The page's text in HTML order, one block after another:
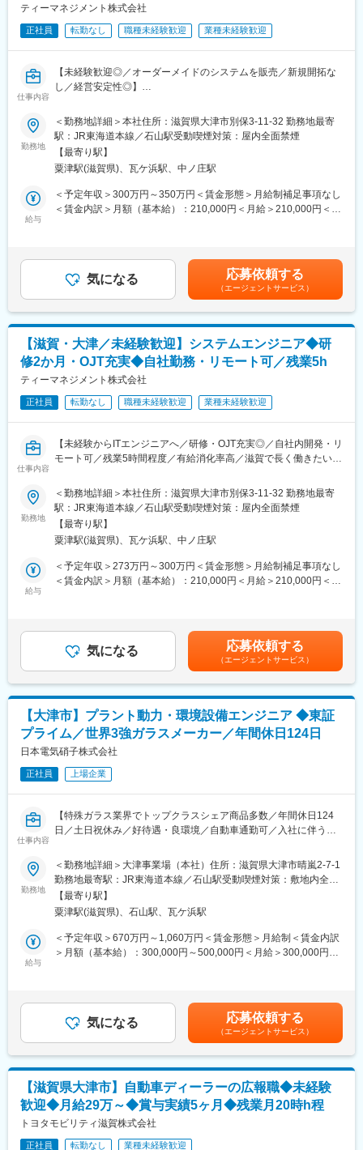
応など）
◇市場、市況動向調査（価格動向、取引先受注状況、業界の業況
等の調査により、リスク分析、意思決定の支援を行う）
■取扱品目例
◇ガラス製造に必要な原料や電気・ガスなどの燃料（見積選定・
価格交渉・納入手配まで幅広く担当）
デリバリは事業場が担当し本社では行いません。（設備や生産資
材は本部門対応）
◇ガラス加工機などの製造設備や設備部品（見積選定・価格交
渉・発注・工事手配まで幅広く担当）
■補足
◇資材部は本社機能と工場機能が一緒になっており、幅広くご担
※総合職での採用となりますので将来的に海外出張・海外駐在とな
る可能性もございます。
■当社の魅力：
◇世界で指折りの特殊ガラスメーカーです。
◇多品種のガラス材質とガラス溶融技術、幅広いガラス成形技術
を活用して製品の差別化を行い、多くの事業で高いマーケットシ
ェアを築いております。
◇特殊ガラス分野においてトップクラスシェアの製品や、他社で
は類を見ない製品を多数有しております。
て出向を命じることがあり、その場合は出向先の定める業務
ティーマネジメント株式会社
正社員 転勤なし 職種未経験歓迎 業種未経験歓迎
仕事内容
【未経験歓迎◎／オーダーメイドのシステムを販売／新規開拓な
し／経営安定性◎】
従来の取引先企業からのご紹介に加え、ネットや口コミなどでの
問い合わせが増えており、業務推進のための募集となります。
■業務内容：
当社ではFileMakerRシステム開発による業務効率化を行っていま
す。
業務効率化システムの導入を検討されているお客様に、現在の課
■業務詳細：
取引先からのご紹介や、HPを見た方からの問い合わせを受けてス
※お客様のニーズの具体例
・システムが老朽化している
・市販システムの機能が業務に合わない
（2）システム発注
頂いた情報を基に、エンジニアに発注致します。
（3）エンジニアと調整
納期や仕様などを確認しながら、調整していきます。
エンジニアと商談同席するなど、連携しながら業務を行っていた
だきます。
商談数は月に2回程度となっており、対面商談のほかwebでの商談
（4）取引先様へ納品
※システム受注から導入後も保守の提案なども行っていただきま
す。
２名で構成されております。(係長：40代男性、課長：40代男性)
■キャリアパス
昇給は毎年5月に実施いたします。
定性面や定量面で評価を行い、早ければ主任や課長クラスになる
ことも可能です。
■導入事例
・請求書システム (見積書・請求書を簡単な操作で作成できる)
・360度評価システム (役職や人間関係に囚われず、社員がお互
■企業魅力
〇安定した経営基盤！
レポートグループが親会社となっております。
〇取引先様の紹介が豊富！
銀行との繋がりが強いです。銀行から紹介していただいた中小企
業様にしてシステムの販売をしていただきます。
勤務地
＜勤務地詳細＞本社住所：滋賀県大津市別保3-11-32 勤務地最寄
駅：JR東海道本線／石山駅受動喫煙対策：屋内全面禁煙
【最寄り駅】
粟津駅(滋賀県)、瓦ケ浜駅、中ノ庄駅
給与
＜予定年収＞300万円～350万円＜賃金形態＞月給制補足事項なし
＜賃金内訳＞月額（基本給）：210,000円＜月給＞210,000円＜昇
選考を通じて上下する可能性があります。月給(月額)は固定手当を
含めた表記です。
気になる 応募依頼する
（エージェントサービス）
【滋賀・大津／未経験歓迎】システムエンジニア◆研
修2か月・OJT充実◆自社勤務・リモート可／残業5h
ティーマネジメント株式会社
正社員 転勤なし 職種未経験歓迎 業種未経験歓迎
仕事内容
【未経験からITエンジニアへ／研修・OJT充実◎／自社内開発・リ
モート可／残業5時間程度／有給消化率高／滋賀で長く働きたい方
■業務概要：【変更の範囲：会社の定める業務】
顧客の業務効率化・自動化に向けたシステムの開発・運用をお任
せします。
ご入社後は、2ヶ月間の業務研修を受けていただきますので、未経
験の方でも安心してスタートしていただけます。その後はスキル
に応じて業務の幅を広げていくように進めていきます。
テム開発をお任せします。
顧客のバックオフィス業務を効率化・自動化するためのシステム
や、事業運営に必要な在庫管理システム等、様々なシステムに携
■研修・育成体制：
未経験からでも知識習得をしながら、スキルアップできるよう制
度が充実しています。
入社後まずは、開発に使用するデータベース管理ソフトの知識を
含め、2か月間の業務研修を受けていただきます。
研修終了後も先輩社員によるOJTがあり、個々のペースに合わせ
て独り立ちまでしっかりとサポートします。
また、FileMaker関連のセミナー参加や資格試験勉強、各費用など
に関しては、就業中に実施、会社負担をしております。
最短だと3か月目に独り立ちされる方もいますが、その後も教育・
サポートは継続します。
一人一人の能力・適性・ご希望に合わせて、独り立ちやその後の
キャリアパスの道筋を立て、早ければ半年～1年で役職に就く社員
部内資格取得率を高めるために、全体教育担当として役職に就い
た社員もいます。
会社全体のスケジュールで決まっており、メンバーを2つに分けて
の交代出勤になるため、月半分ほどはリモートワークが可能で
す。
・残業時間：
月平均5時間となっています。会社全体で定時に帰ろうという意識
が強い事に加え、監督者が定時前にメンバーの業務を確認し、定
時で帰れるように調整しています。
・有給消化率：
2021年84.6%、2022年79.9%、2023年100.8%
勤務地
＜勤務地詳細＞本社住所：滋賀県大津市別保3-11-32 勤務地最寄
駅：JR東海道本線／石山駅受動喫煙対策：屋内全面禁煙
【最寄り駅】
粟津駅(滋賀県)、瓦ケ浜駅、中ノ庄駅
給与
＜予定年収＞273万円～300万円＜賃金形態＞月給制補足事項なし
＜賃金内訳＞月額（基本給）：210,000円＜月給＞210,000円＜昇
万（賞与あり、残業無し） システム（管理者）係長→課長代理 入
社2年後 年収450万（賞与あり、残業無し）賃金はあくまでも目
安の金額であり、選考を通じて上下する可能性があります。月給
(月額)は固定手当を含めた表記です。
気になる 応募依頼する
（エージェントサービス）
【大津市】プラント動力・環境設備エンジニア ◆東証
プライム／世界3強ガラスメーカー／年間休日124日
日本電気硝子株式会社
正社員 上場企業
仕事内容
【特殊ガラス業界でトップクラスシェア商品多数／年間休日124
日／土日祝休み／好待遇・良環境／自動車通勤可／入社に伴う転
■仕事内容：
◇当社国内外拠点におけるガラス製造工場の動力設備/環境設備と
いった共通付帯設備の新設や既存設備の更新、ガラス製造設備の
付帯設備の新設や既存設備の更新といったプラントエンジニア業
務をお任せします。
◇計画/設計/積算/見積取得精査/施工管理が主な業務となります。
す。
※担当業務はご経験に基づいて決定します。
に応える人材を補充して組織力向上を図ります。また、カーボン
ニュートラル実現に向けた設備改善を推進していくため、即戦力
になっていただける方を募集します。
■当社の魅力：
勤務地
＜勤務地詳細＞大津事業場（本社）住所：滋賀県大津市晴嵐2-7-1
勤務地最寄駅：JR東海道本線／石山駅受動喫煙対策：敷地内全面
禁煙変更の範囲：本社及び全ての事業場、営業所、国内・海外関
連子会社、在宅勤務を行う場所
【最寄り駅】
粟津駅(滋賀県)、石山駅、瓦ケ浜駅
給与
＜予定年収＞670万円～1,060万円＜賃金形態＞月給制＜賃金内訳
＞月額（基本給）：300,000円～500,000円＜月給＞300,000円～
はあくまでも目安の金額であり、選考を通じて上下する可能性が
あります。月給(月額)は固定手当を含めた表記です。
気になる 応募依頼する
（エージェントサービス）
【滋賀県大津市】自動車ディーラーの広報職◆未経験
歓迎◆月給29万～◆賞与実績5ヶ月◆残業月20時h程
トヨタモビリティ滋賀株式会社
正社員 転勤なし 業種未経験歓迎